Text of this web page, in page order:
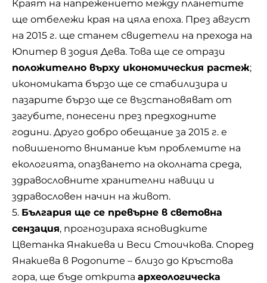
Краят на напрежението между планетите
ще отбележи края на цяла епоха. През август
на 2015 г. ще станем свидетели на прехода на
Юпитер в зодия Дева. Това ще се отрази
положително върху икономическия растеж;
икономиката бързо ще се стабилизира и
пазарите бързо ще се възстановяват от
загубите, понесени през предходните
години. Друго добро обещание за 2015 г. е
повишеното внимание към проблемите на
екологията, опазването на околната среда,
здравословните хранителни навици и
здравословен начин на живот.
5. България ще се превърне в световна
сензация, прогнозираха ясновидките
Цветанка Янакиева и Веси Стоичкова. Според
Янакиева в Родопите – близо до Кръстова
гора, ще бъде открита археологическа